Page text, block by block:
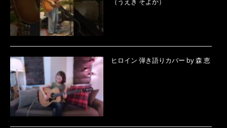
ヒロイン 弾き語りカバー by 森 恵